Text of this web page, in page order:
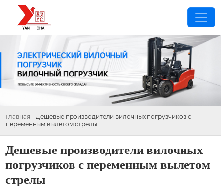
Главная - Дешевые производители вилочных погрузчиков с
переменным вылетом стрелы
Дешевые производители вилочных
погрузчиков с переменным вылетом
стрелы